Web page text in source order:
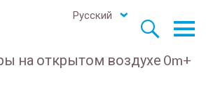


Русский
на открытом воздухе 0m+